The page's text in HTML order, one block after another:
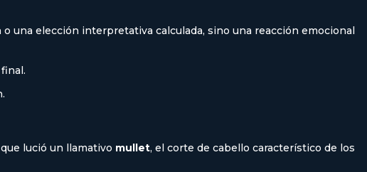
una elección interpretativa calculada, sino una reacción emocional
lució un llamativo mullet, el corte de cabello característico de los